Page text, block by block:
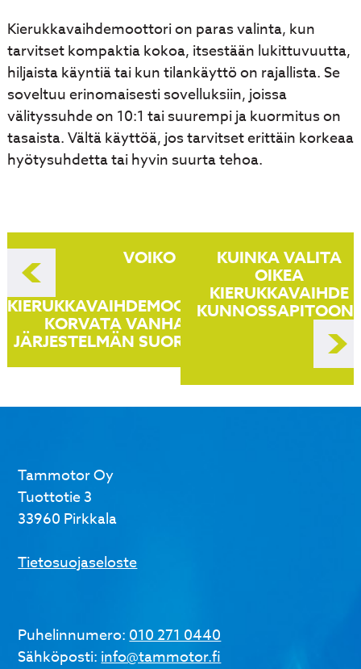
Kierukkavaihdemoottori on paras valinta, kun
tarvitset kompaktia kokoa, itsestään lukittuvuutta,
hiljaista käyntiä tai kun tilankäyttö on rajallista. Se
soveltuu erinomaisesti sovelluksiin, joissa
välityssuhde on 10:1 tai suurempi ja kuormitus on
tasaista. Vältä käyttöä, jos tarvitset erittäin korkeaa
hyötysuhdetta tai hyvin suurta tehoa.
Artikkelien
selaus
VOIKO
KIERUKKAVAIHDEMOOTTORI
KORVATA VANHAN
JÄRJESTELMÄN SUORAAN?
KUINKA VALITA
OIKEA
KIERUKKAVAIHDE
Tammotor Oy
Tuottotie 3
33960 Pirkkala
Tietosuojaseloste
Puhelinnumero:010 271 0440
Sähköposti:info@tammotor.fi